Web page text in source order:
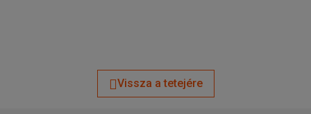
Vissza a tetejére